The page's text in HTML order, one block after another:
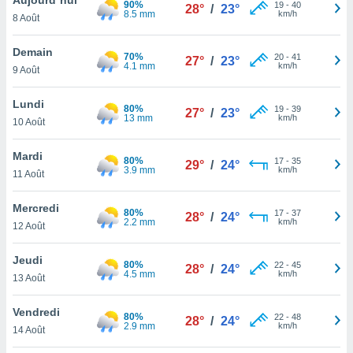
et
»,
au
vous
qu'ils
ou
le
ainsi
un
la
du
8 Août
90%
8.5 mm
28° / 23° 19- 40
km/h
Demain
9 Août
70%
4.1 mm
27° / 23° 20- 41
km/h
Lundi
10 Août
80%
13 mm
27° / 23° 19- 39
km/h
Mardi
11 Août
80%
3.9 mm
29° / 24° 17- 35
km/h
Mercredi
12 Août
80%
2.2 mm
28° / 24° 17- 37
km/h
Jeudi
13 Août
80%
4.5 mm
28° / 24° 22- 45
km/h
Vendredi
14 Août
80%
2.9 mm
28° / 24° 22- 48
km/h